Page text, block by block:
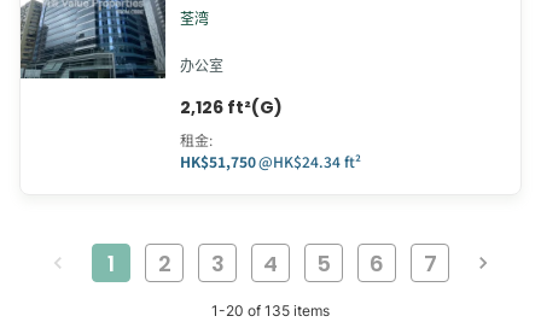
荃湾
办公室
2,126 ft²(G)
租金:
HK$51,750@HK$24.34 ft²
1 2 3 4 5 6 7
1-20 of 135 items